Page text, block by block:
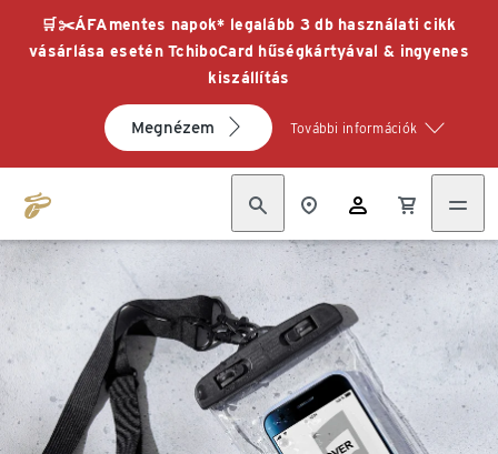
🛒✂️ÁFAmentes napok* legalább 3 db használati cikk
vásárlása esetén TchiboCard hűségkártyával & ingyenes
kiszállítás
Megnézem További információk